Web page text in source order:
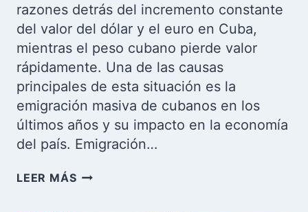
razones detrás del incremento constante
del valor del dólar y el euro en Cuba,
mientras el peso cubano pierde valor
rápidamente. Una de las causas
principales de esta situación es la
emigración masiva de cubanos en los
últimos años y su impacto en la economía
del país. Emigración…
LEER MÁSCUBA: